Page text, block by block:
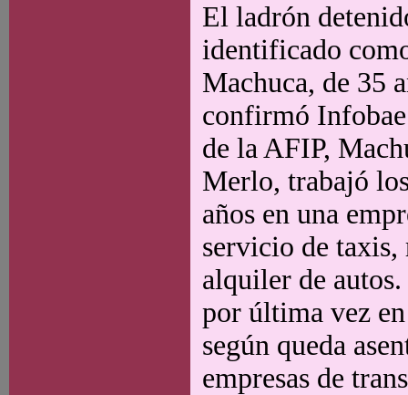
El ladrón
identificado
Machuca, de 35
confirmó
de la AFIP,
Merlo, trabajó
años en una
servicio de taxis,
alquiler de
por última vez
según queda
empresas de